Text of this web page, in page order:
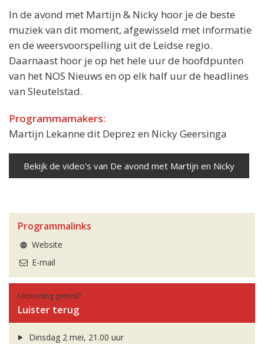
In de avond met Martijn & Nicky hoor je de beste
muziek van dit moment, afgewisseld met informatie
en de weersvoorspelling uit de Leidse regio.
Daarnaast hoor je op het hele uur de hoofdpunten
van het NOS Nieuws en op elk half uur de headlines
van Sleutelstad.
Programmamakers:
Martijn Lekanne dit Deprez en Nicky Geersinga
Bekijk de video's van De avond met Martijn en Nicky
Programmalinks
Website
E-mail
Uitzending gemist?
Luister terug
Dinsdag 2 mei, 21.00 uur